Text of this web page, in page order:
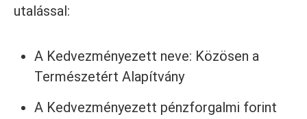
utalással:
A Kedvezményezett neve: Közösen a
Természetért Alapítvány
A Kedvezményezett pénzforgalmi forint